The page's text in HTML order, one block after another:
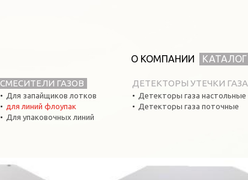
О КОМПАНИИ КАТАЛОГ
СМЕСИТЕЛИ ГАЗОВ
Для запайщиков лотков
для линий флоупак
Для упаковочных линий
ДЕТЕКТОРЫ УТЕЧКИ ГАЗА
Детекторы газа настольные
Детекторы газа поточные